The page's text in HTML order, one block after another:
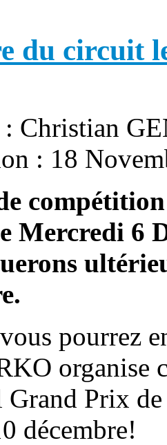
du circuit
Christian
: 18
Mercredi 6
pourrez
organise
Prix
décembre!